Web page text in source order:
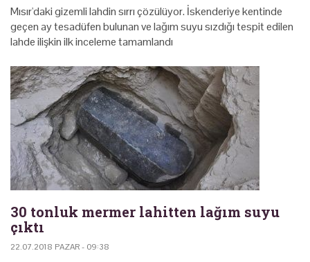
Mısır'daki gizemli lahdin sırrı çözülüyor. İskenderiye kentinde
geçen ay tesadüfen bulunan ve lağım suyu sızdığı tespit edilen
lahde ilişkin ilk inceleme tamamlandı
30 tonluk mermer lahitten lağım suyu
çıktı
22.07.2018 PAZAR - 09:38